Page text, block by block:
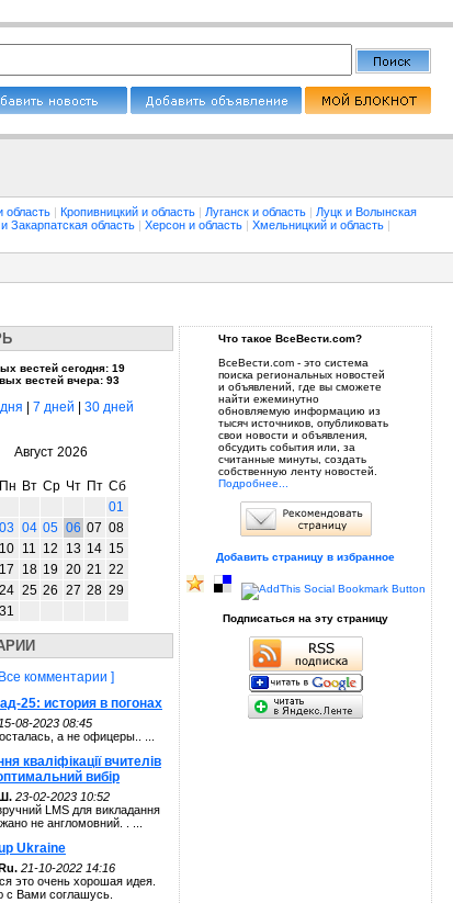
область | Кропивницкий и область | Луганск и область | Луцк и Волынская
Закарпатская область | Херсон и область | Хмельницкий и область |
вестей сегодня: 19
вестей вчера: 93
7 дней 30 дней
Август 2026
Пн Вт Ср Чт Пт Сб
01
03 04 05 06 07 08
10 11 12 13 14 15
17 18 19 20 21 22
24 25 26 27 28 29
31
комментарии ]
25: история в погонах
15-08-2023 08:45
а не офицеры.. ...
кваліфікації вчителів
вибір
23-02-2023 10:52
LMS для викладання
не англомовний. . ...
Ukraine
21-10-2022 14:16
это очень хорошая идея.
с Вами соглашусь.
Что такое ВсеВести.com?
ВсеВести.com - это система
поиска региональных новостей
и объявлений, где вы сможете
найти ежеминутно
обновляемую информацию из
тысяч источников, опубликовать
свои новости и объявления,
обсудить события или, за
считанные минуты, создать
собственную ленту новостей.
Подробнее...
Добавить страницу в избранное
Подписаться на эту страницу